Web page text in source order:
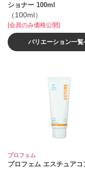
ショナー 100ml
（100ml）
[会員のみ価格公開]
バリエーション一覧
プロフェム
プロフェム エスチュアコ